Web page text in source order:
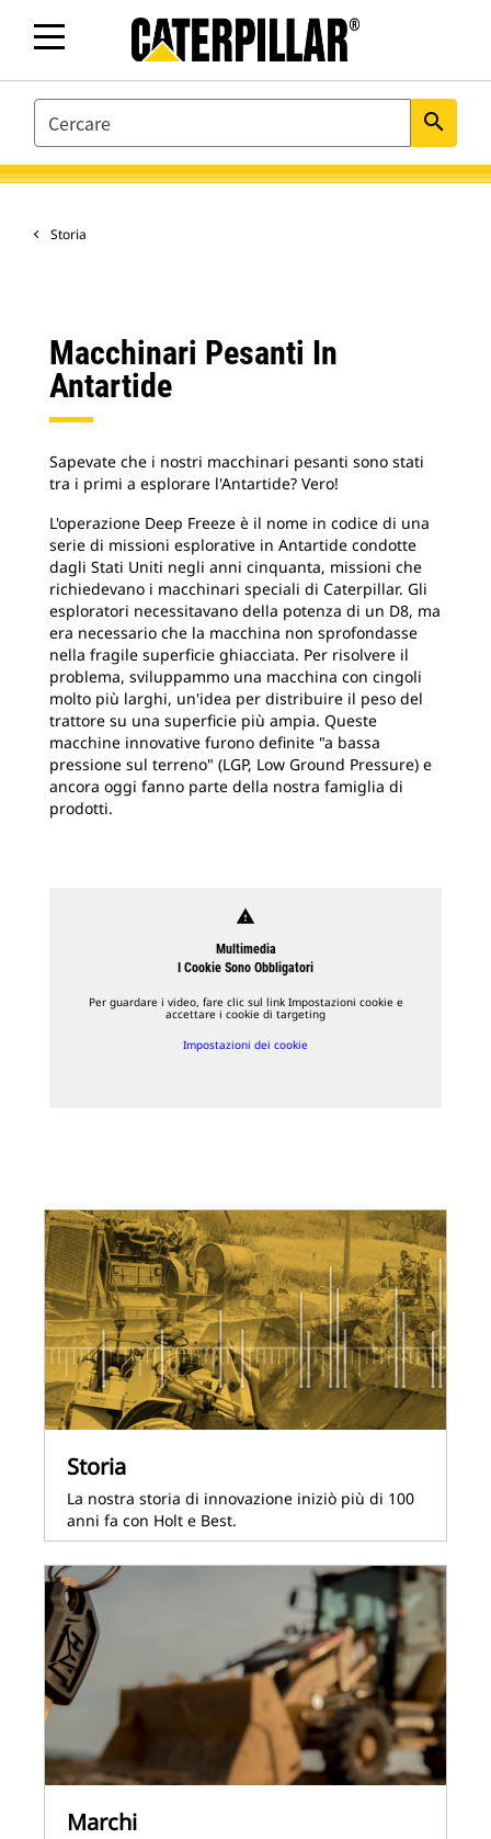
SEARCH search
Storia
Macchinari Pesanti In
Antartide
Sapevate che i nostri macchinari pesanti sono stati
tra i primi a esplorare l'Antartide? Vero!
L'operazione Deep Freeze è il nome in codice di una
serie di missioni esplorative in Antartide condotte
dagli Stati Uniti negli anni cinquanta, missioni che
richiedevano i macchinari speciali di Caterpillar. Gli
esploratori necessitavano della potenza di un D8, ma
era necessario che la macchina non sprofondasse
nella fragile superficie ghiacciata. Per risolvere il
problema, sviluppammo una macchina con cingoli
molto più larghi, un'idea per distribuire il peso del
trattore su una superficie più ampia. Queste
macchine innovative furono definite "a bassa
pressione sul terreno" (LGP, Low Ground Pressure) e
ancora oggi fanno parte della nostra famiglia di
prodotti.
warning
Multimedia
I Cookie Sono Obbligatori
Per guardare i video, fare clic sul link Impostazioni cookie e
accettare i cookie di targeting
Impostazioni dei cookie
Storia
La nostra storia di innovazione iniziò più di 100
anni fa con Holt e Best.
Marchi